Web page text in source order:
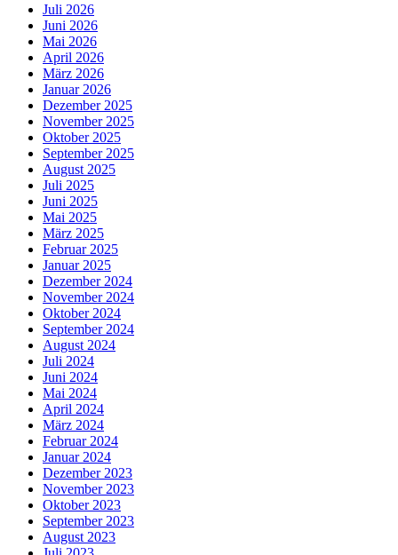
Juli 2026
Juni 2026
Mai 2026
April 2026
März 2026
Januar 2026
Dezember 2025
November 2025
Oktober 2025
September 2025
August 2025
Juli 2025
Juni 2025
Mai 2025
März 2025
Februar 2025
Januar 2025
Dezember 2024
November 2024
Oktober 2024
September 2024
August 2024
Juli 2024
Juni 2024
Mai 2024
April 2024
März 2024
Februar 2024
Januar 2024
Dezember 2023
November 2023
Oktober 2023
September 2023
August 2023